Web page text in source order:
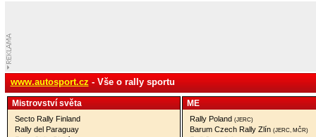
www.autosport.cz - Vše o rally sportu
Mistrovství­ světa
Secto Rally Finland
Rally del Paraguay
ME
Rally Poland (JERC)
Barum Czech Rally Zlín (JERC, MČR)